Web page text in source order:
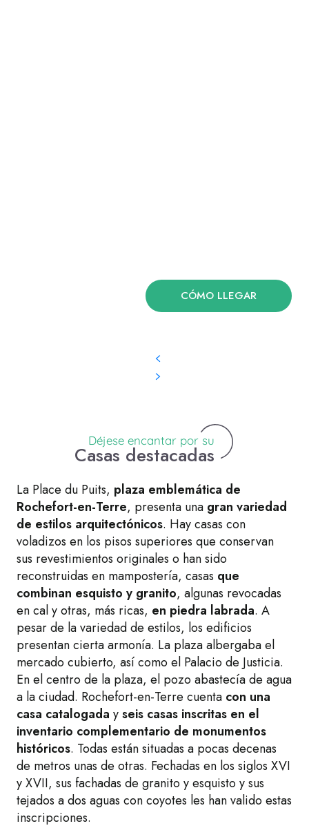
CÓMO LLEGAR
Déjese encantar por su
Casas destacadas
La Place du Puits, plaza emblemática de
Rochefort-en-Terre, presenta una gran variedad
de estilos arquitectónicos. Hay casas con
voladizos en los pisos superiores que conservan
sus revestimientos originales o han sido
reconstruidas en mampostería, casas que
combinan esquisto y granito, algunas revocadas
en cal y otras, más ricas, en piedra labrada. A
pesar de la variedad de estilos, los edificios
presentan cierta armonía. La plaza albergaba el
mercado cubierto, así como el Palacio de Justicia.
En el centro de la plaza, el pozo abastecía de agua
a la ciudad. Rochefort-en-Terre cuenta con una
casa catalogada yseis casas inscritas en el
inventario complementario de monumentos
históricos. Todas están situadas a pocas decenas
de metros unas de otras. Fechadas en los siglos XVI
y XVII, sus fachadas de granito y esquisto y sus
tejados a dos aguas con coyotes les han valido estas
inscripciones.